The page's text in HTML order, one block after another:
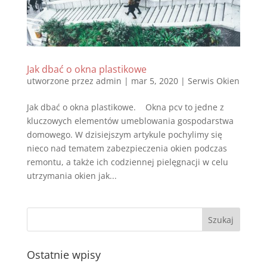
Jak dbać o okna plastikowe
utworzone przez admin | mar 5, 2020| Serwis Okien
Jak dbać o okna plastikowe. Okna pcv to jedne z
kluczowych elementów umeblowania gospodarstwa
domowego. W dzisiejszym artykule pochylimy się
nieco nad tematem zabezpieczenia okien podczas
remontu, a także ich codziennej pielęgnacji w celu
utrzymania okien jak...
Ostatnie wpisy